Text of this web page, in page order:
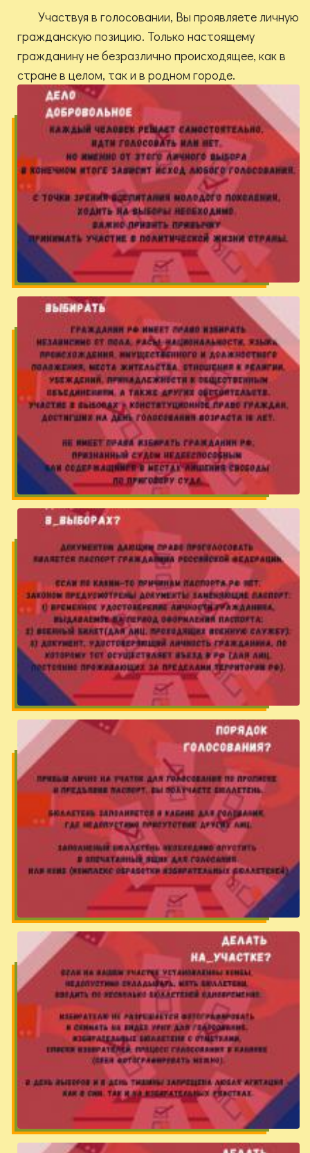
Участвуя в голосовании, Вы проявляете личную
гражданскую позицию. Только настоящему
гражданину не безразлично происходящее, как в
стране в целом, так и в родном городе.